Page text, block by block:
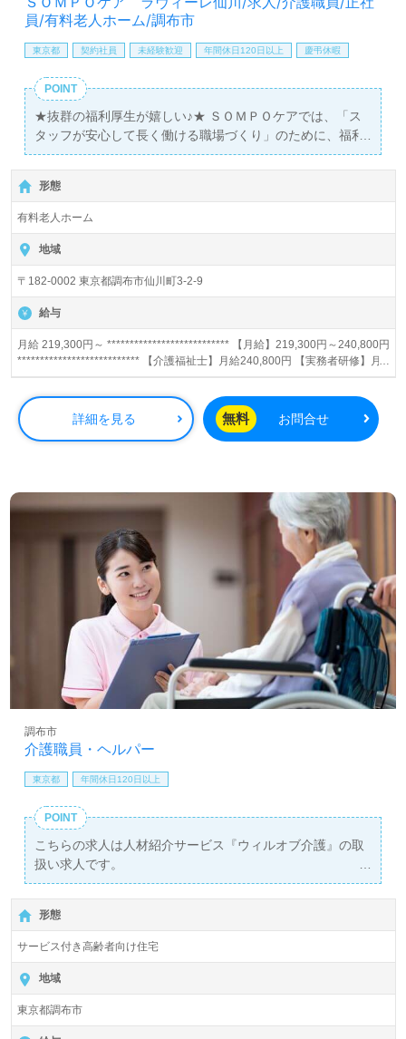
員/有料老人ホーム/調布市
東京都 契約社員 未経験歓迎 年間休日120日以上 慶弔休暇
POINT
★抜群の福利厚生が嬉しい♪★ ＳＯＭＰＯケアでは、「ス
タッフが安心して長く働ける職場づくり」のために、福利
厚生と教育制度に対して、強いこだわりを持っています。
収入や体力、精神面でも安心してお仕事をされたい方、介
護の経験が少なくて不安な方、最適な環境をご提供させて
頂きます。
形態
有料老人ホーム
地域
〒182-0002 東京都調布市仙川町3-2-9
給与
月給 219,300円～ *************************** 【月給】219,300円～240,800円
*************************** 【介護福祉士】月給240,800円 【実務者研修】月
給230,000円 【初任者研修・無資格】月給219,300円 【賞与】あり（年2
回） ※夜勤手当（月平均5回分）、精皆勤手当、日祝手当（月平均2回分）
等、毎月支払われる手当を含みます。 ■精皆勤手当…6,000円/月 ■日祝手
当…2,000円/回 ■夜勤手当…5,000円/回 ◎残業時は別途時間外手当支給（超
過1分～）
詳細を見る 無料 お問合せ
介護職員・ヘルパー
調布市
東京都 年間休日120日以上
POINT
こちらの求人は人材紹介サービス『ウィルオブ介護』の取
扱い求人です。
詳細に関してお気軽にご相談ください♪
【無料】で皆さんの転職活動をサポートいたします。
形態
サービス付き高齢者向け住宅
地域
東京都調布市